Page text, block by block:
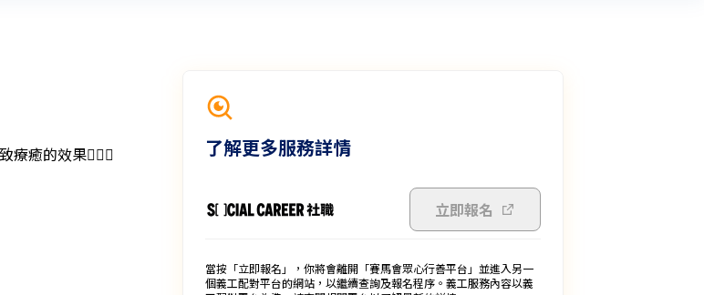
癒的效果🧘🏻‍♀️
了解更多服務詳情
立即報名
當按「立即報名」，你將會離開「賽馬會眾心行善平台」並進入另一
個義工配對平台的網站，以繼續查詢及報名程序。義工服務內容以義